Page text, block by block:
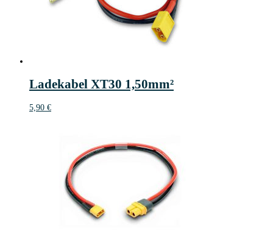
Ladekabel XT30 1,50mm²
5,90 €